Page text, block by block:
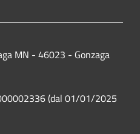
MN - 46023 - Gonzaga
(dal 01/01/2025